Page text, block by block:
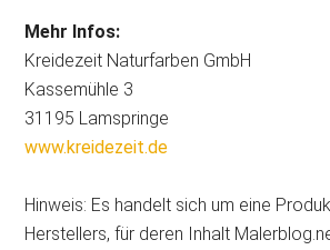
Mehr Infos:
Kreidezeit Naturfarben GmbH
Kassemühle 3
31195 Lamspringe
www.kreidezeit.de
Hinweis: Es handelt sich um eine
Herstellers, für deren Inhalt